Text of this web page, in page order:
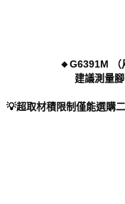
🔸G6391M
建議測量
💡超取材積限制僅能選購